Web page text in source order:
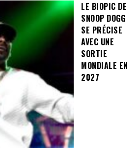
LE BIOPIC DE
SNOOP DOGG
SE PRÉCISE
AVEC UNE
SORTIE
MONDIALE EN
2027